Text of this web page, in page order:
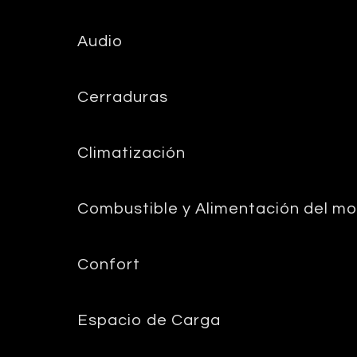
Audio
Cerraduras
Climatización
Combustible y Alimentación del
Confort
Espacio de Carga